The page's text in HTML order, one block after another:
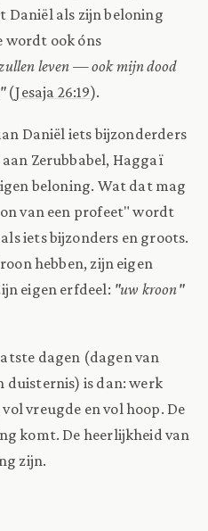
als zijn beloning
wordt ook óns
leven — ook mijn dood
(Jesaja 26:19).
Daniël iets bijzonderders
Zerubbabel, Haggaï
beloning. Wat dat mag
van een profeet" wordt
iets bijzonders en groots.
hebben, zijn eigen
eigen erfdeel: "uw kroon"
dagen (dagen van
duisternis) is dan: werk
vreugde en vol hoop. De
komt. De heerlijkheid van
zijn.